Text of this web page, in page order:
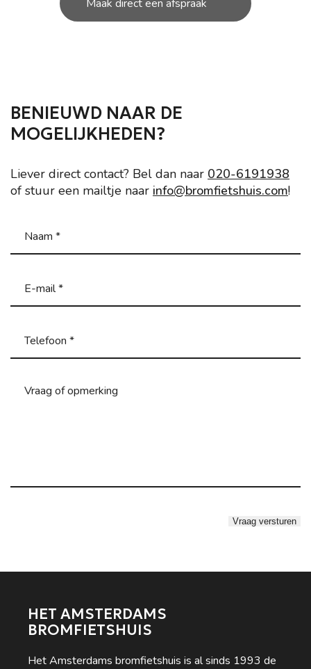
Maak direct een afspraak
BENIEUWD NAAR DE
MOGELIJKHEDEN?
Liever direct contact? Bel dan naar 020-6191938
of stuur een mailtje naar info@bromfietshuis.com!
HET AMSTERDAMS
BROMFIETSHUIS
Het Amsterdams bromfietshuis is al sinds 1993 de